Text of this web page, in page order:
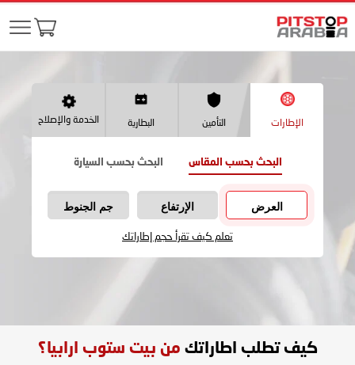
الإطارات التأمين البطارية الخدمة والإصلاح
البحث بحسب المقاس البحث بحسب السيارة
العرض الإرتفاع جم الجنوط
تعلم كيف تقرأ حجم إطاراتك
كيف تطلب اطاراتك من بيت ستوب ارابيا؟